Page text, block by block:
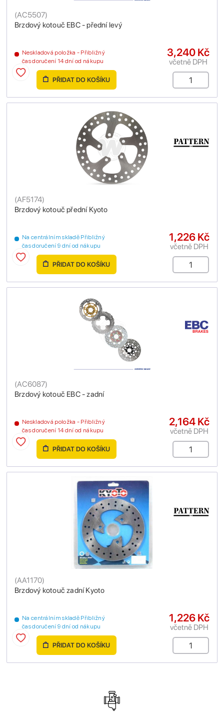
Brzdový kotouč EBC - přední levý
(AC5507)
Neskladová položka - Přibližný
čas doručení 14 dní od nákupu
3,240 Kč
včetně DPH
PŘIDAT DO KOŠÍKU
Brzdový kotouč přední Kyoto
(AF5174)
Na centrálním skladě Přibližný
čas doručení 9 dní od nákupu
1,226 Kč
včetně DPH
PŘIDAT DO KOŠÍKU
Brzdový kotouč EBC - zadní
(AC6087)
Neskladová položka - Přibližný
čas doručení 14 dní od nákupu
2,164 Kč
včetně DPH
PŘIDAT DO KOŠÍKU
Brzdový kotouč zadní Kyoto
(AA1170)
Na centrálním skladě Přibližný
čas doručení 9 dní od nákupu
1,226 Kč
včetně DPH
PŘIDAT DO KOŠÍKU